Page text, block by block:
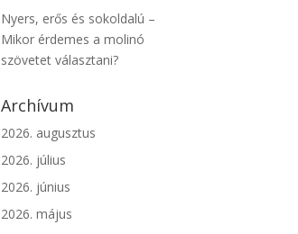
Nyers, erős és sokoldalú –
Mikor érdemes a molinó
szövetet választani?
Archívum
2026. augusztus
2026. július
2026. június
2026. május